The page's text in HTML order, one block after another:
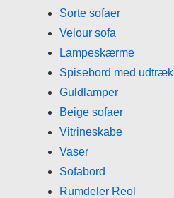
Sorte sofaer
Velour sofa
Lampeskærme
Spisebord med udtræk
Guldlamper
Beige sofaer
Vitrineskabe
Vaser
Sofabord
Rumdeler Reol